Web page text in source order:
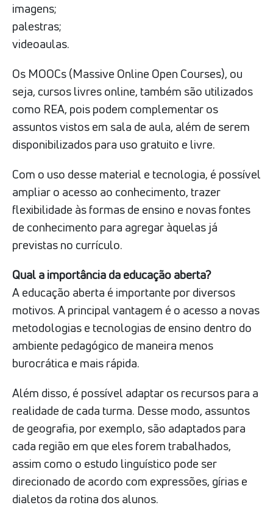
imagens;
palestras;
videoaulas.
Os MOOCs (Massive Online Open Courses), ou
seja, cursos livres online, também são utilizados
como REA, pois podem complementar os
assuntos vistos em sala de aula, além de serem
disponibilizados para uso gratuito e livre.
Com o uso desse material e tecnologia, é possível
ampliar o acesso ao conhecimento, trazer
flexibilidade às formas de ensino e novas fontes
de conhecimento para agregar àquelas já
previstas no currículo.
Qual a importância da educação aberta?
A educação aberta é importante por diversos
motivos. A principal vantagem é o acesso a novas
metodologias e tecnologias de ensino dentro do
ambiente pedagógico de maneira menos
burocrática e mais rápida.
Além disso, é possível adaptar os recursos para a
realidade de cada turma. Desse modo, assuntos
de geografia, por exemplo, são adaptados para
cada região em que eles forem trabalhados,
assim como o estudo linguístico pode ser
direcionado de acordo com expressões, gírias e
dialetos da rotina dos alunos.